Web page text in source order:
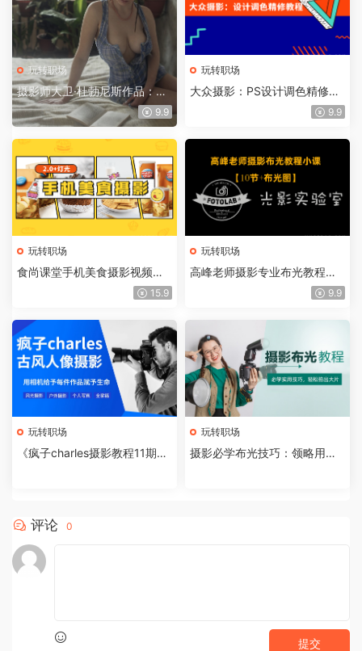
玩转职场
摄影师大卫·杜勃尼斯作品：乌
克兰美女愉快的田园生活
9.9
玩转职场
大众摄影：PS设计调色精修教
程，掌握后期原理及技巧
9.9
玩转职场
食尚课堂手机美食摄影视频教
15.9
玩转职场
高峰老师摄影专业布光教程，
9.9
玩转职场
《疯子charles摄影教程11期》
玩转职场
摄影必学布光技巧：领略用光
评论 0
提交